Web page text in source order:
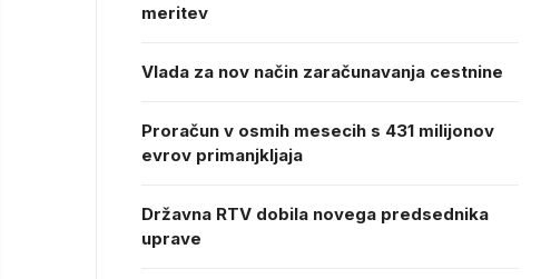
meritev
Vlada za nov način zaračunavanja cestnine
Proračun v osmih mesecih s 431 milijonov
evrov primanjkljaja
Državna RTV dobila novega predsednika
uprave